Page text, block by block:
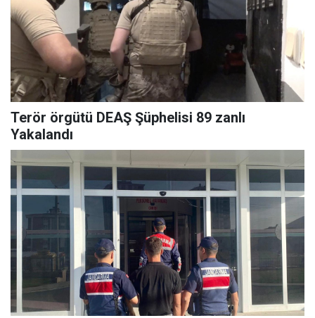
Terör örgütü DEAŞ Şüphelisi 89 zanlı
Yakalandı